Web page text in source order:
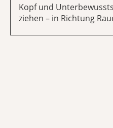
Kopf und
ziehen – in Richtung